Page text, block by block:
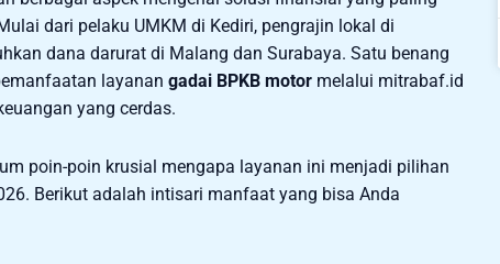
dari pelaku UMKM di Kediri, pengrajin lokal di
dana darurat di Malang dan Surabaya. Satu benang
layanan gadai BPKB motor melalui mitrabaf.id
yang cerdas.
poin-poin krusial mengapa layanan ini menjadi pilihan
Berikut adalah intisari manfaat yang bisa Anda